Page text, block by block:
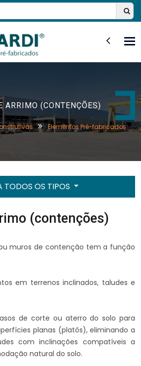
ARRIMO (CONTENÇÕES)
Elementos Pré-fabricados
(contenções)
TODOS OS TIPOS
muros de contenção tem a função
em terrenos inclinados, taludes e
de corte ou aterro do solo para
planas (platôs), eliminando a
com inclinações compatíveis a
natural do solo.